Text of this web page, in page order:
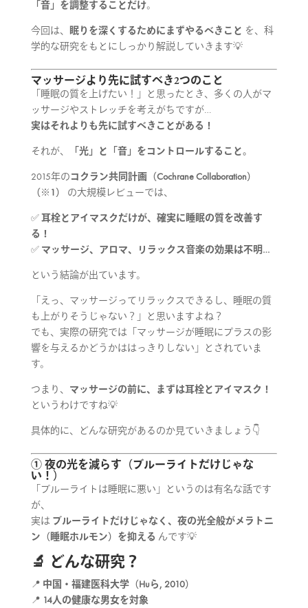
「音」を調整することだけ。
今回は、 眠りを深くするためにまずやるべきこと を、科
学的な研究をもとにしっかり解説していきます💡
マッサージより先に試すべき2つのこと
「睡眠の質を上げたい！」と思ったとき、多くの人がマ
ッサージやストレッチを考えがちですが…
実はそれよりも先に試すべきことがある！
それが、 「光」と「音」をコントロールすること。
2015年のコクラン共同計画（Cochrane Collaboration）
（※1）
の大規模レビューでは、
✅耳栓とアイマスクだけが、確実に睡眠の質を改善す
る！
✅ マッサージ、アロマ、リラックス音楽の効果は不明…
という結論が出ています。
「えっ、マッサージってリラックスできるし、睡眠の質
も上がりそうじゃない？」と思いますよね？
でも、実際の研究では「マッサージが睡眠にプラスの影
響を与えるかどうかははっきりしない」とされていま
す。
つまり、 マッサージの前に、まずは耳栓とアイマスク！
というわけですね💡
具体的に、どんな研究があるのか見ていきましょう👇
① 夜の光を減らす（ブルーライトだけじゃな
い！）
「ブルーライトは睡眠に悪い」というのは有名な話です
が、
実は ブルーライトだけじゃなく、夜の光全般がメラトニ
ン（睡眠ホルモン）を抑える んです💡
🔬 どんな研究？
📍 中国・福建医科大学（Huら, 2010）
📍 14人の健康な男女を対象